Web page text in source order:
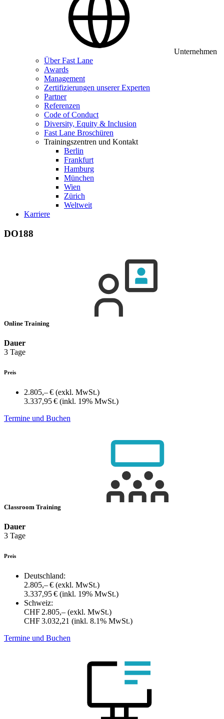
Unternehmen
Über Fast Lane
Awards
Management
Zertifizierungen unserer Experten
Partner
Referenzen
Code of Conduct
Diversity, Equity & Inclusion
Fast Lane Broschüren
Trainingszentren und Kontakt
Berlin
Frankfurt
Hamburg
München
Wien
Zürich
Weltweit
Karriere
DO188
Online Training
Dauer
3 Tage
Preis
2.805,– € (exkl. MwSt.)
3.337,95 € (inkl. 19% MwSt.)
Termine und Buchen
Classroom Training
Dauer
3 Tage
Preis
Deutschland:
2.805,– € (exkl. MwSt.)
3.337,95 € (inkl. 19% MwSt.)
Schweiz:
CHF 2.805,– (exkl. MwSt.)
CHF 3.032,21 (inkl. 8.1% MwSt.)
Termine und Buchen